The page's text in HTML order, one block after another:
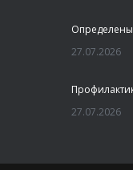
27.07.2026
27.07.2026